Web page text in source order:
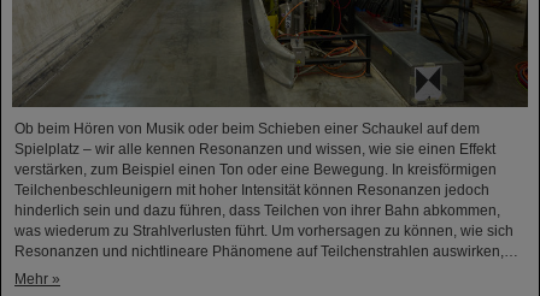
Ob beim Hören von Musik oder beim Schieben einer Schaukel auf dem
Spielplatz – wir alle kennen Resonanzen und wissen, wie sie einen Effekt
verstärken, zum Beispiel einen Ton oder eine Bewegung. In kreisförmigen
Teilchenbeschleunigern mit hoher Intensität können Resonanzen jedoch
hinderlich sein und dazu führen, dass Teilchen von ihrer Bahn abkommen,
was wiederum zu Strahlverlusten führt. Um vorhersagen zu können, wie sich
Resonanzen und nichtlineare Phänomene auf Teilchenstrahlen auswirken,…
Mehr »